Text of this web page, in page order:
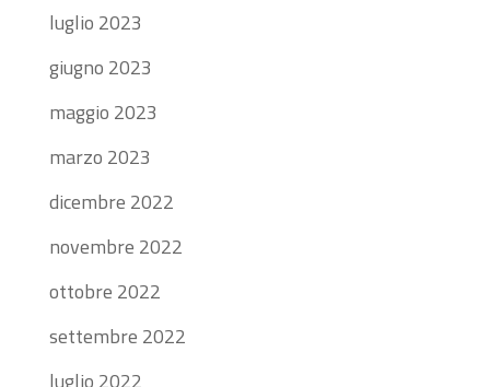
luglio 2023
giugno 2023
maggio 2023
marzo 2023
dicembre 2022
novembre 2022
ottobre 2022
settembre 2022
luglio 2022